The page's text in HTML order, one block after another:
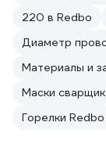
220 в Redbo
Диаметр
Материалы и
Маски
Горелки Redbo